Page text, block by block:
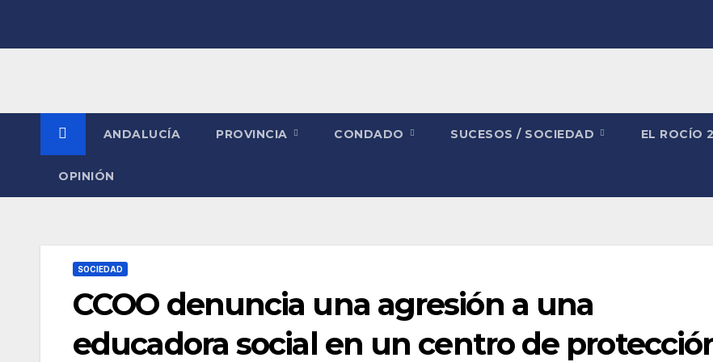
ANDALUCÍA PROVINCIA CONDADO SUCESOS / SOCIEDAD EL ROCÍO
OPINIÓN
SOCIEDAD
CCOO denuncia una agresión a una
educadora social en un centro de